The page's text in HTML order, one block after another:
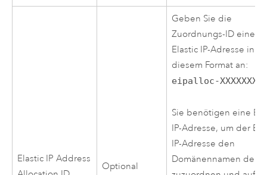
Elastic IP Address
Optional
Geben Sie die
Zuordnungs-ID einer
Elastic IP-Adresse in
diesem Format an:
eipalloc-XXXXXXXX
Sie benötigen eine
IP-Adresse, um der
IP-Adresse den
Domänennamen der